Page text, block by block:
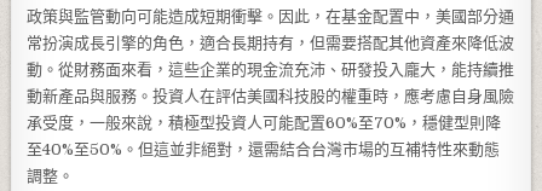
政策與監管動向可能造成短期衝擊。因此，在基金配置中，美國部分通
常扮演成長引擎的角色，適合長期持有，但需要搭配其他資產來降低波
動。從財務面來看，這些企業的現金流充沛、研發投入龐大，能持續推
動新產品與服務。投資人在評估美國科技股的權重時，應考慮自身風險
承受度，一般來說，積極型投資人可能配置60%至70%，穩健型則降
至40%至50%。但這並非絕對，還需結合台灣市場的互補特性來動態
調整。